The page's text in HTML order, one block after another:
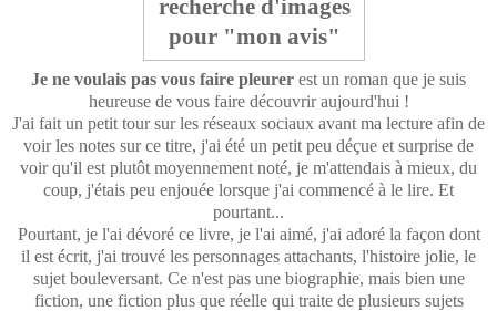
Je ne voulais pas vous faire pleurer est un roman que je suis
heureuse de vous faire découvrir aujourd'hui !
J'ai fait un petit tour sur les réseaux sociaux avant ma lecture afin de
voir les notes sur ce titre, j'ai été un petit peu déçue et surprise de
voir qu'il est plutôt moyennement noté, je m'attendais à mieux, du
coup, j'étais peu enjouée lorsque j'ai commencé à le lire. Et
pourtant...
Pourtant, je l'ai dévoré ce livre, je l'ai aimé, j'ai adoré la façon dont
il est écrit, j'ai trouvé les personnages attachants, l'histoire jolie, le
sujet bouleversant. Ce n'est pas une biographie, mais bien une
fiction, une fiction plus que réelle qui traite de plusieurs sujets